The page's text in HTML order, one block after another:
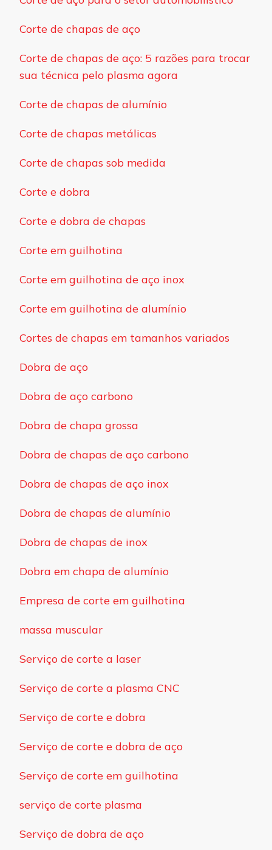
Corte de chapas de aço
Corte de chapas de aço: 5 razões para trocar
sua técnica pelo plasma agora
Corte de chapas de alumínio
Corte de chapas metálicas
Corte de chapas sob medida
Corte e dobra
Corte e dobra de chapas
Corte em guilhotina
Corte em guilhotina de aço inox
Corte em guilhotina de alumínio
Cortes de chapas em tamanhos variados
Dobra de aço
Dobra de aço carbono
Dobra de chapa grossa
Dobra de chapas de aço carbono
Dobra de chapas de aço inox
Dobra de chapas de alumínio
Dobra de chapas de inox
Dobra em chapa de alumínio
Empresa de corte em guilhotina
massa muscular
Serviço de corte a laser
Serviço de corte a plasma CNC
Serviço de corte e dobra
Serviço de corte e dobra de aço
Serviço de corte em guilhotina
serviço de corte plasma
Serviço de dobra de aço